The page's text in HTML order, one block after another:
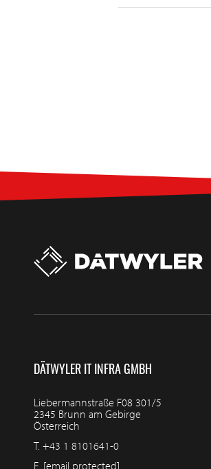
DÄTWYLER IT INFRA GMBH
Liebermannstraße F08 301/5
2345 Brunn am Gebirge
Österreich
T. +43 1 8101641-0
E. [email protected]